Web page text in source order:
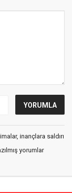
inançlara saldırı
yorumlar